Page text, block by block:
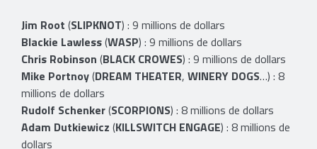
Jim Root (SLIPKNOT) : 9 millions de dollars
Blackie Lawless(WASP) : 9 millions de dollars
Chris Robinson (BLACK CROWES) : 9 millions de dollars
Mike Portnoy(DREAM THEATER, WINERY DOGS…) : 8
millions de dollars
Rudolf Schenker(SCORPIONS) : 8 millions de dollars
Adam Dutkiewicz (KILLSWITCH ENGAGE) : 8 millions de
dollars